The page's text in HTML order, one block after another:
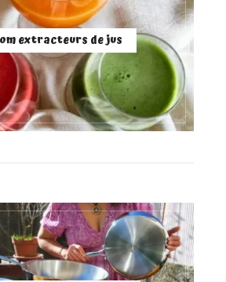
extracteurs de jus